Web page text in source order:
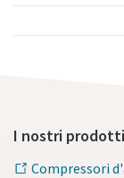
I nostri prodotti
Compressori